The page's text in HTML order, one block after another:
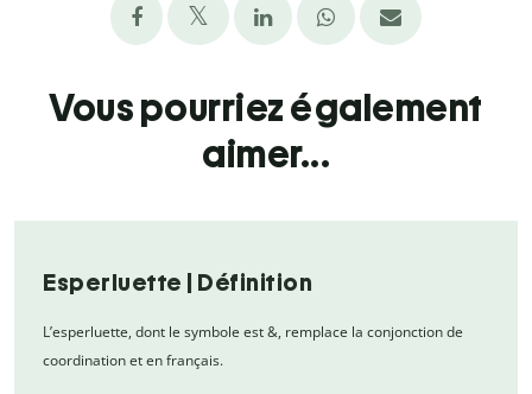
Vous pourriez également
aimer...
Esperluette | Définition
L’esperluette, dont le symbole est &, remplace la conjonction de
coordination et en français.